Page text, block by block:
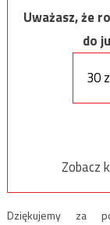
Uważasz, że
do
30
Zobacz
Dziękujemy za